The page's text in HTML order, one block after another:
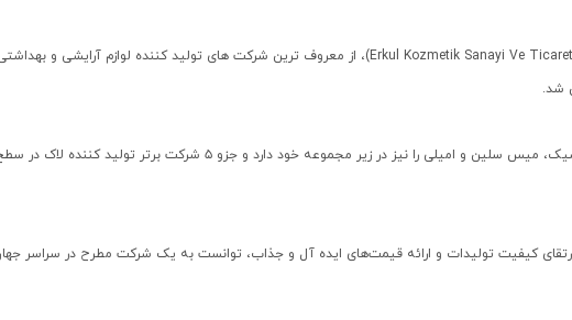
شد.
ارتقای کیفیت تولیدات و ارائه قیمت‌های ایده آل و جذاب، توانست به یک شرکت مطرح در سراسر